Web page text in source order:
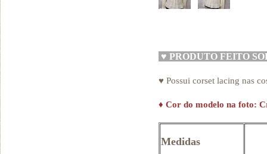
♥ PRODUTO FEITO
♥ Possui corset lacing nas
♦ Cor do modelo na foto:
Medidas